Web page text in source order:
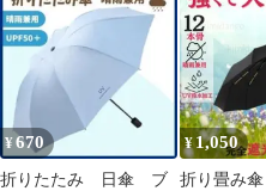
¥670
折りたたみ 日傘 ブ
¥ 1,050
折り畳み